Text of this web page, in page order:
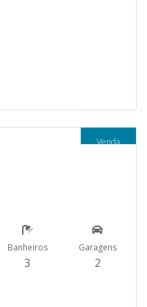
Venda
Banheiros
3
Garagens
2